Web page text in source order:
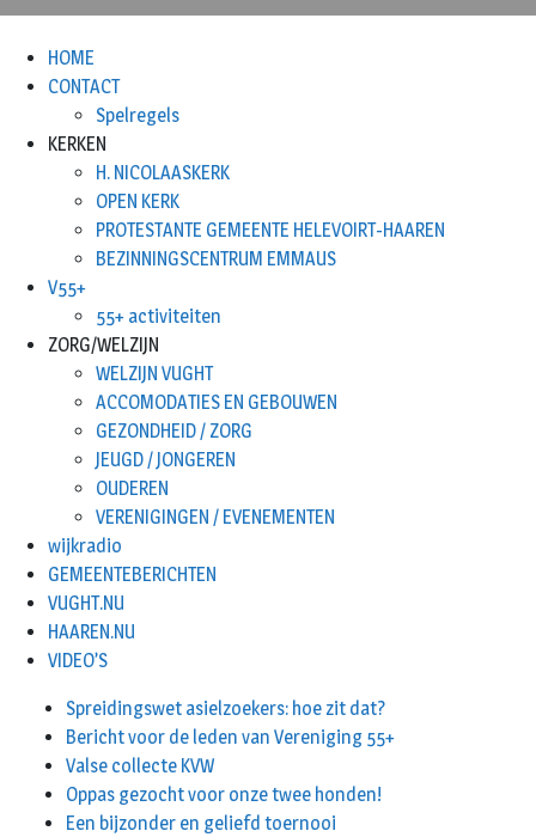
HOME
CONTACT
Spelregels
KERKEN
H. NICOLAASKERK
OPEN KERK
PROTESTANTE GEMEENTE HELEVOIRT-HAAREN
BEZINNINGSCENTRUM EMMAUS
V55+
55+ activiteiten
ZORG/WELZIJN
WELZIJN VUGHT
ACCOMODATIES EN GEBOUWEN
GEZONDHEID / ZORG
JEUGD / JONGEREN
OUDEREN
VERENIGINGEN / EVENEMENTEN
wijkradio
GEMEENTEBERICHTEN
VUGHT.NU
HAAREN.NU
VIDEO’S
Spreidingswet asielzoekers: hoe zit dat?
Bericht voor de leden van Vereniging 55+
Valse collecte KVW
Oppas gezocht voor onze twee honden!
Een bijzonder en geliefd toernooi